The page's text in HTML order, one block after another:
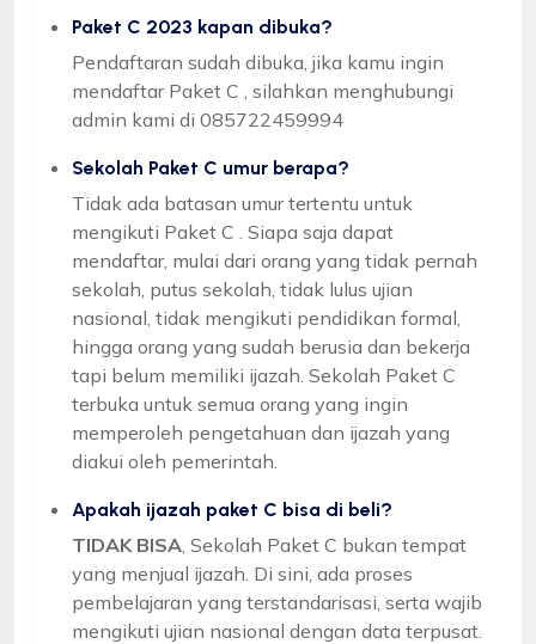
Paket C 2023 kapan dibuka?
Pendaftaran sudah dibuka, jika kamu ingin
mendaftar Paket C , silahkan menghubungi
admin kami di 085722459994
Sekolah Paket C umur berapa?
Tidak ada batasan umur tertentu untuk
mengikuti Paket C . Siapa saja dapat
mendaftar, mulai dari orang yang tidak pernah
sekolah, putus sekolah, tidak lulus ujian
nasional, tidak mengikuti pendidikan formal,
hingga orang yang sudah berusia dan bekerja
tapi belum memiliki ijazah. Sekolah Paket C
terbuka untuk semua orang yang ingin
memperoleh pengetahuan dan ijazah yang
diakui oleh pemerintah.
Apakah ijazah paket C bisa di beli?
TIDAK BISA , Sekolah Paket C bukan tempat
yang menjual ijazah. Di sini, ada proses
pembelajaran yang terstandarisasi, serta wajib
mengikuti ujian nasional dengan data terpusat.